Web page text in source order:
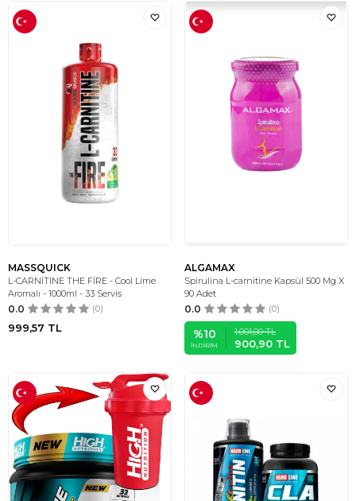
MASSQUICK
L-CARNİTİNE THE FİRE - Cool Lime
Aromalı - 1000ml - 33 Servis
0.0 (0)
999,57 TL
ALGAMAX
Spirulina L-carnitine Kapsül 500 Mg X
90 Adet
0.0 (0)
%10
İNDIRIM
1.001,00TL
900,90 TL